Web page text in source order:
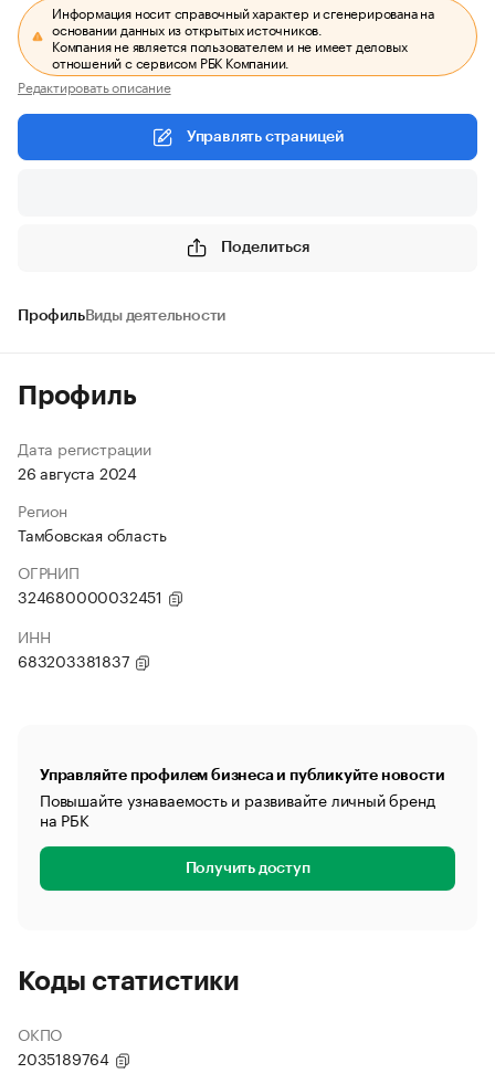
Информация носит справочный характер и сгенерирована на
основании данных из открытых источников.
Компания не является пользователем и не имеет деловых
отношений с сервисом РБК Компании.
Редактировать описание
Управлять страницей
Поделиться
ПрофильВиды деятельности
Профиль
Дата регистрации
26 августа 2024
Регион
Тамбовская область
ОГРНИП
324680000032451
ИНН
683203381837
Управляйте профилем бизнеса и публикуйте новости
Повышайте узнаваемость и развивайте личный бренд
на РБК
Получить доступ
Коды статистики
ОКПО
2035189764